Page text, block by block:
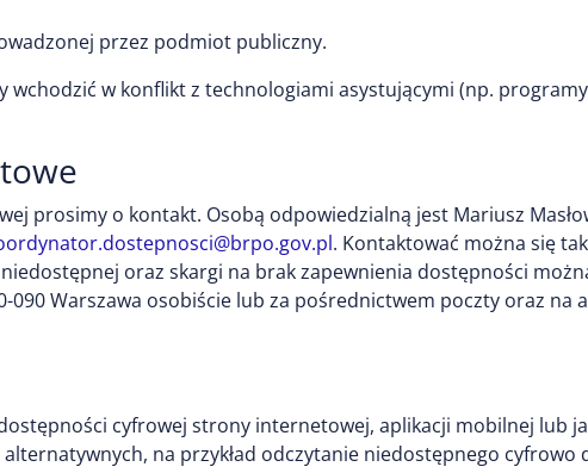
przez podmiot publiczny.
w konflikt z technologiami asystującymi (np.
prosimy o kontakt. Osobą odpowiedzialną jest Mariusz
. Kontaktować można się
oraz skargi na brak zapewnienia dostępności
090 Warszawa osobiście lub za pośrednictwem poczty oraz na
cyfrowej strony internetowej, aplikacji mobilnej lub
na przykład odczytanie niedostępnego cyfrowo